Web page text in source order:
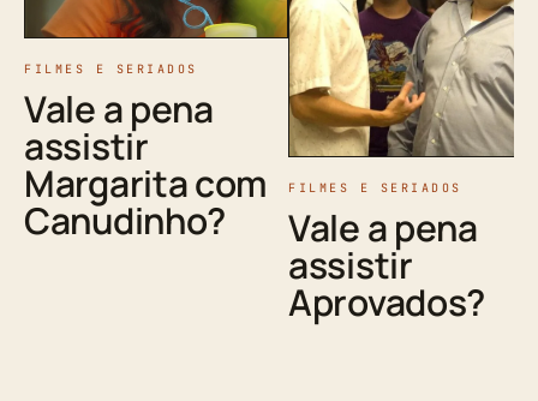
FILMES E SERIADOS
Vale a pena
assistir
Margarita com
Canudinho?
FILMES E SERIADOS
Vale a pena
assistir
Aprovados?